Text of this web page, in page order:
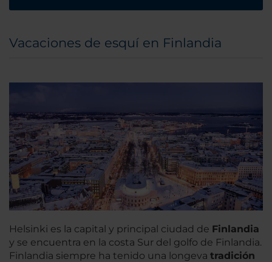
Vacaciones de esquí en Finlandia
Helsinki es la capital y principal ciudad de Finlandia
y se encuentra en la costa Sur del golfo de Finlandia.
Finlandia siempre ha tenido una longeva tradición